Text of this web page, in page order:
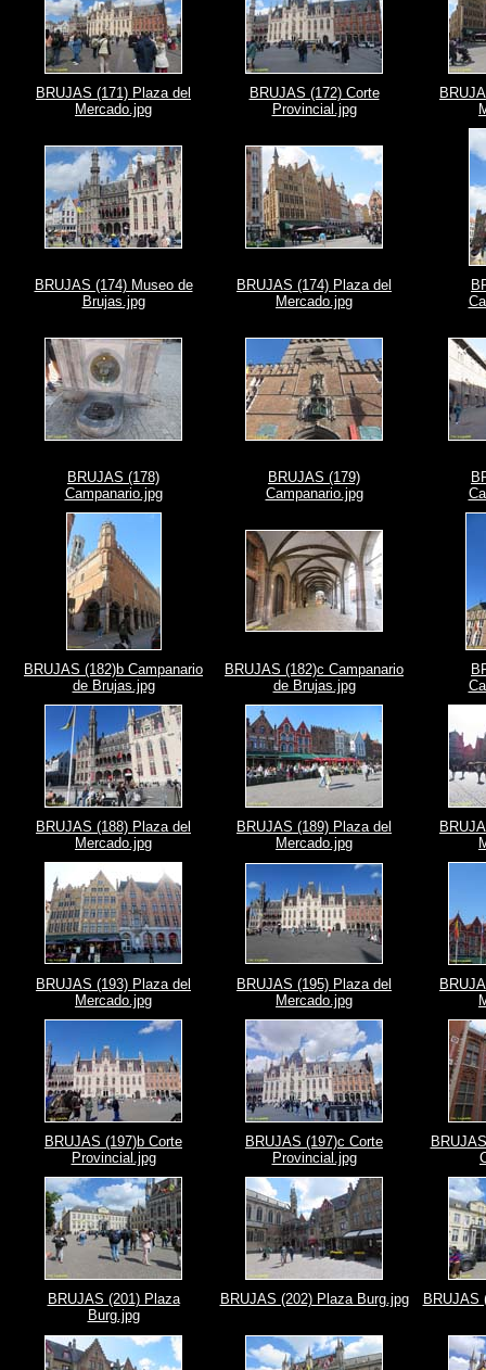
BRUJAS (171) Plaza del
Mercado.jpg
BRUJAS (172) Corte
Provincial.jpg
BRUJAS (174) Museo de
Brujas.jpg
BRUJAS (174) Plaza del
Mercado.jpg
BRUJAS (178)
Campanario.jpg
BRUJAS (179)
Campanario.jpg
BRUJAS (182)b Campanario
de Brujas.jpg
BRUJAS (182)c Campanario
de Brujas.jpg
BRUJAS (188) Plaza del
Mercado.jpg
BRUJAS (189) Plaza del
Mercado.jpg
BRUJAS (193) Plaza del
Mercado.jpg
BRUJAS (195) Plaza del
Mercado.jpg
BRUJAS (197)b Corte
Provincial.jpg
BRUJAS (197)c Corte
Provincial.jpg
BRUJAS (201) Plaza
Burg.jpg
BRUJAS (202) Plaza Burg.jpg BRUJAS